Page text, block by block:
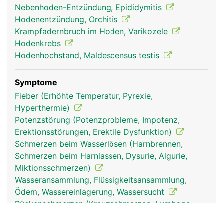
Nebenhoden-Entzündung, Epididymitis
Hodenentzündung, Orchitis
Krampfadernbruch im Hoden, Varikozele
Hodenkrebs
Hodenhochstand, Maldescensus testis
Symptome
Fieber (Erhöhte Temperatur, Pyrexie,
Hyperthermie)
Potenzstörung (Potenzprobleme, Impotenz,
Erektionsstörungen, Erektile Dysfunktion)
Schmerzen beim Wasserlösen (Harnbrennen,
Schmerzen beim Harnlassen, Dysurie, Algurie,
Miktionsschmerzen)
Wasseransammlung, Flüssigkeitsansammlung,
Ödem, Wassereinlagerung, Wassersucht